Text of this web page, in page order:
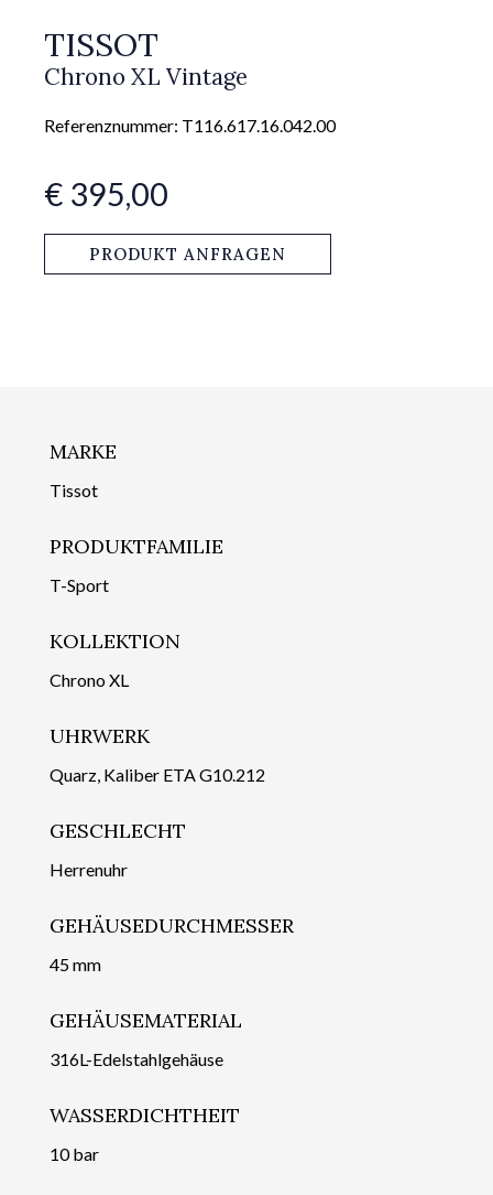
TISSOT
Chrono XL Vintage
Referenznummer: T116.617.16.042.00
€ 395,00
PRODUKT ANFRAGEN
MARKE
Tissot
PRODUKTFAMILIE
T-Sport
KOLLEKTION
Chrono XL
UHRWERK
Quarz, Kaliber ETA G10.212
GESCHLECHT
Herrenuhr
GEHÄUSEDURCHMESSER
45 mm
GEHÄUSEMATERIAL
316L-Edelstahlgehäuse
WASSERDICHTHEIT
10 bar